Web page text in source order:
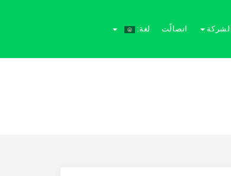
الشركة اتصالًت لغة: